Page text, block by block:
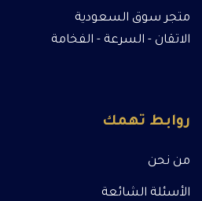
متجر سوق السعودية
الاتقان - السرعة - الفخامة
روابط تهمك
من نحن
الأسئلة الشائعة